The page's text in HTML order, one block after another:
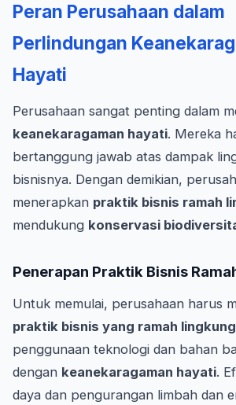
Peran Perusahaan dalam
Perlindungan
Hayati
Perusahaan sangat penting dalam
keanekaragaman hayati. Mereka
bertanggung jawab atas dampak
bisnisnya. Dengan demikian,
menerapkan praktik bisnis ramah
mendukung konservasi
Penerapan Praktik Bisnis
Untuk memulai, perusahaan harus
praktik bisnis yang ramah
penggunaan teknologi dan bahan
dengan keanekaragaman hayati.
daya dan pengurangan limbah dan